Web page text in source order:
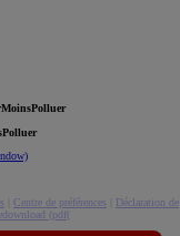
Centre de préférences
Déclaration de
download (pdf(